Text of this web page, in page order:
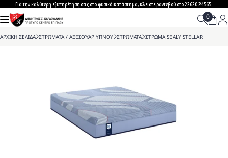
to
content
Για την καλύτερη εξυπηρέτηση σας στο φυσικό κατάστημα, κλείστε ραντεβού στο 22620 24565.
ΑΡΧΙΚΗ ΣΕΛΙΔΑ>ΣΤΡΩΜΑΤΑ / ΑΞΕΣΟΥΑΡ ΥΠΝΟΥ>ΣΤΡΩΜΑΤΑ>ΣΤΡΩΜΑ SEALY STELLAR